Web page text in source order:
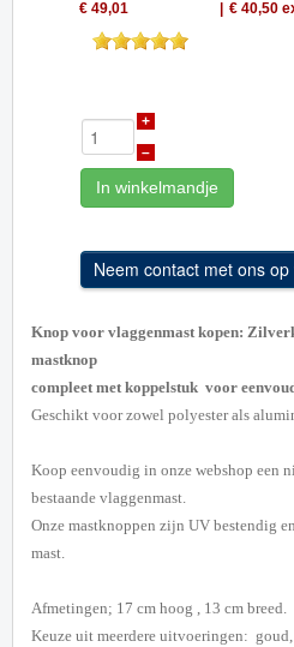
€ 49,01 € 40,50
+
–
In winkelmandje
Knop voor vlaggenmast kopen:
mastknop
compleet met koppelstuk voor
Geschikt voor zowel polyester als
Koop eenvoudig in onze webshop een
bestaande vlaggenmast.
Onze mastknoppen zijn UV bestendig
mast.
Afmetingen; 17 cm hoog , 13 cm breed.
Keuze uit meerdere uitvoeringen: